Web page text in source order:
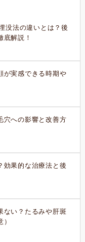
没法の違いとは？後
底解説！
が実感できる時期や
穴への影響と改善方
効果的な治療法と後
ない？たるみや肝斑